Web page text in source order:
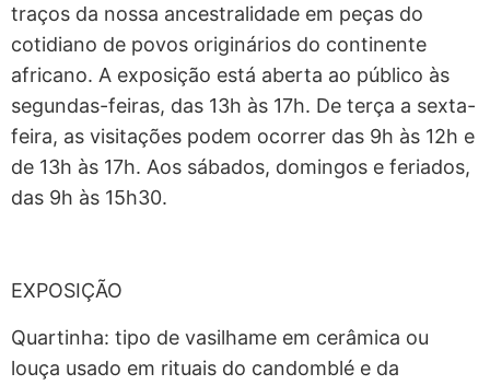
traços da nossa ancestralidade em peças do
cotidiano de povos originários do continente
africano. A exposição está aberta ao público às
segundas-feiras, das 13h às 17h. De terça a sexta-
feira, as visitações podem ocorrer das 9h às 12h e
de 13h às 17h. Aos sábados, domingos e feriados,
das 9h às 15h30.
EXPOSIÇÃO
Quartinha: tipo de vasilhame em cerâmica ou
louça usado em rituais do candomblé e da